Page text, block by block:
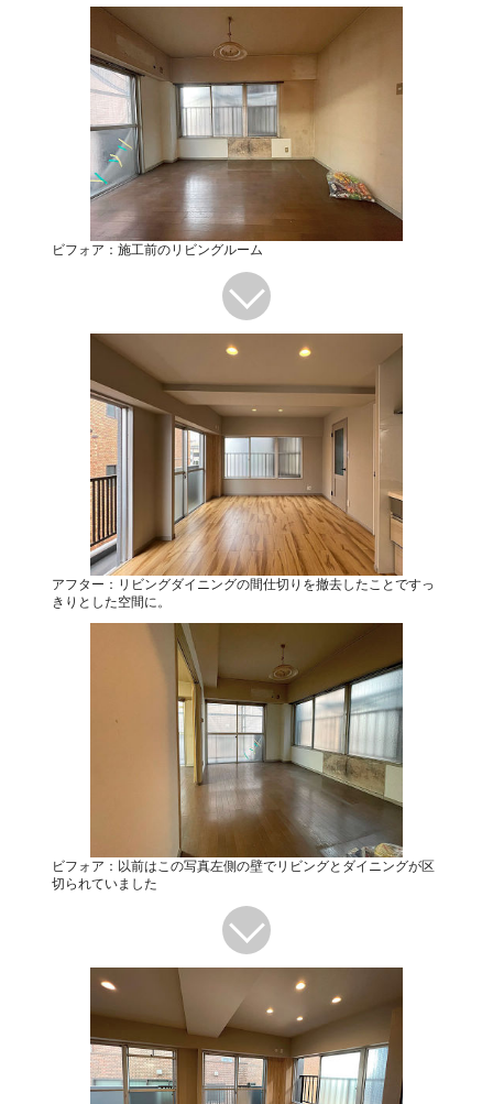
ビフォア：施工前のリビングルーム
アフター：リビングダイニングの間仕切りを撤去したことですっ
きりとした空間に。
ビフォア：以前はこの写真左側の壁でリビングとダイニングが区
切られていました